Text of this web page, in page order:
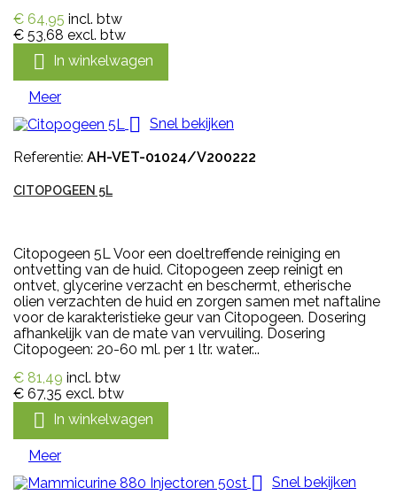
€ 64,95 incl. btw
€ 53,68 excl. btw
 In winkelwagen
Meer
 Snel bekijken
Referentie: AH-VET-01024/V200222
CITOPOGEEN 5L
Citopogeen 5L Voor een doeltreffende reiniging en
ontvetting van de huid. Citopogeen zeep reinigt en
ontvet, glycerine verzacht en beschermt, etherische
olien verzachten de huid en zorgen samen met naftaline
voor de karakteristieke geur van Citopogeen. Dosering
afhankelijk van de mate van vervuiling. Dosering
Citopogeen: 20-60 ml. per 1 ltr. water...
€ 81,49 incl. btw
€ 67,35 excl. btw
 In winkelwagen
Meer
 Snel bekijken